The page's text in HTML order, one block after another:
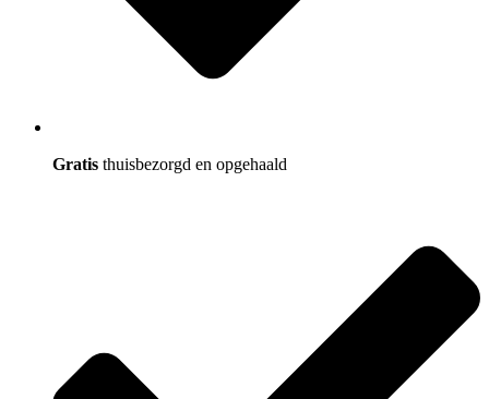
Gratis thuisbezorgd en opgehaald